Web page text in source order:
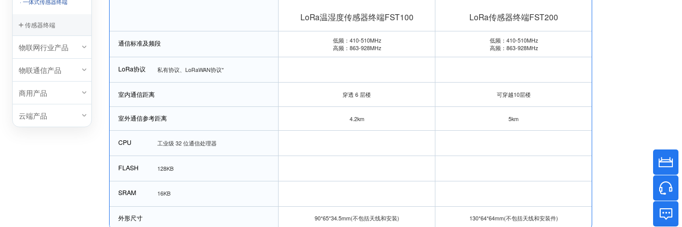
传感器终端
物联网行业产品
物联通信产品
商用产品
云端产品
LoRa温湿度传感器终端FST100 LoRa传感器终端FST200
通信标准及频段
低频：410-510MHz
高频：863-928MHz
低频：410-510MHz
高频：863-928MHz
LoRa协议 私有协议、LoRaWAN协议*
室内通信距离 穿透 6 层楼 可穿越10层楼
室外通信参考距离 4.2km 5km
CPU 工业级 32 位通信处理器
FLASH 128KB
SRAM 16KB
外形尺寸 90*65*34.5mm(不包括天线和安装) 130*64*64mm(不包括天线和安装件)